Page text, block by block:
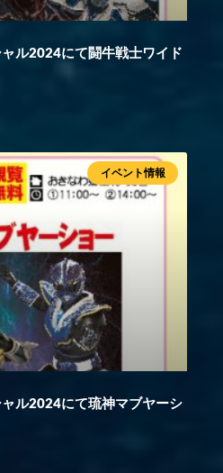
ル2024にて闘牛戦士ワイド
イベント情報
ル2024にて琉神マブヤーシ